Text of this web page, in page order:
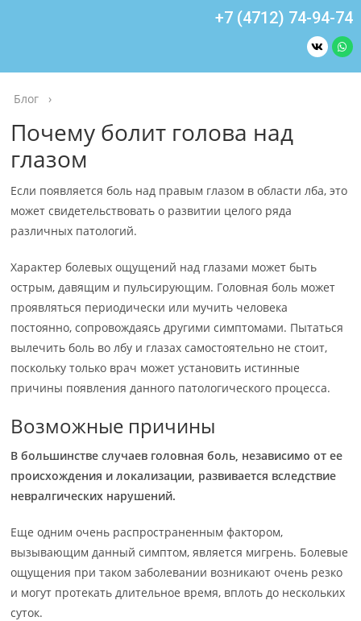
+7 (4712) 74-94-74
Блог ›
Почему болит голова над
глазом
Если появляется боль над правым глазом в области лба, это
может свидетельствовать о развитии целого ряда
различных патологий.
Характер болевых ощущений над глазами может быть
острым, давящим и пульсирующим. Головная боль может
проявляться периодически или мучить человека
постоянно, сопровождаясь другими симптомами. Пытаться
вылечить боль во лбу и глазах самостоятельно не стоит,
поскольку только врач может установить истинные
причины появления данного патологического процесса.
Возможные причины
В большинстве случаев головная боль, независимо от ее
происхождения и локализации, развивается вследствие
невралгических нарушений.
Еще одним очень распространенным фактором,
вызывающим данный симптом, является мигрень. Болевые
ощущения при таком заболевании возникают очень резко
и могут протекать длительное время, вплоть до нескольких
суток.